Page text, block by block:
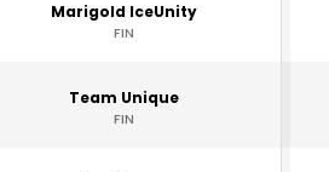
Marigold IceUnity
FIN
Team Unique
FIN